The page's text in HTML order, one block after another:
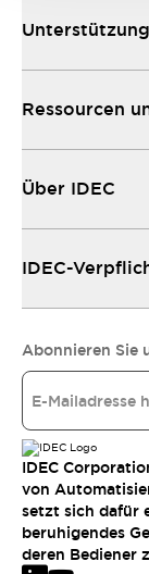
Unterstützung
Ressourcen
Über IDEC
IDEC-
Abonnieren Sie
IDEC
von
setzt sich dafür
beruhigendes
deren Bediener